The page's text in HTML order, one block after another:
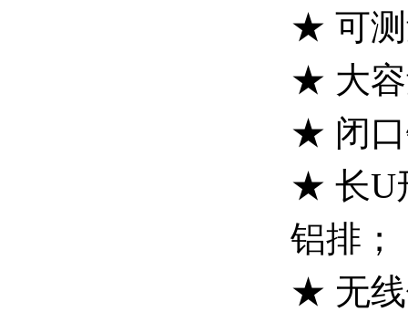
★ 可测
★ 大容
★ 闭口
★ 长U
铝排；
★ 无线